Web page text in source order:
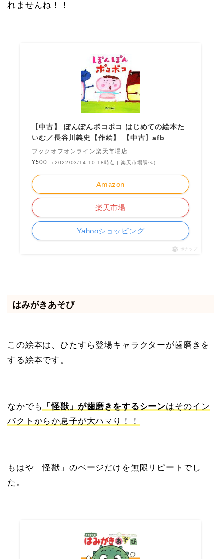
れませんね！！
【中古】 ぽんぽんポコポコ はじめての絵本た
いむ／長谷川義史【作絵】 【中古】afb
ブックオフオンライン楽天市場店
¥500
（2022/03/14 10:18時点 | 楽天市場調べ）
Amazon
楽天市場
Yahooショッピング
ポチップ
はみがきあそび
この絵本は、ひたすら登場キャラクターが歯磨きを
する絵本です。
なかでも 「怪獣」が歯磨きをするシーンはそのイン
パクトからか息子が大ハマり！！
もはや「怪獣」のページだけを無限リピートでし
た。